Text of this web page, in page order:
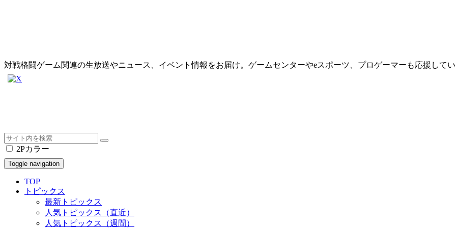
対戦格闘ゲーム関連の生放送やニュース、イベント情報をお届け。ゲームセンターやeスポーツ、プロゲーマーも応援して
2Pカラー
Toggle navigation
TOP
トピックス
最新トピックス
人気トピックス（直近）
人気トピックス（週間）